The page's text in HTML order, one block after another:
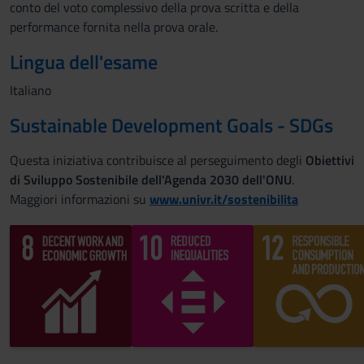
conto del voto complessivo della prova scritta e della
performance fornita nella prova orale.
Lingua dell'esame
Italiano
Sustainable Development Goals - SDGs
Questa iniziativa contribuisce al perseguimento degli Obiettivi
di Sviluppo Sostenibile dell'Agenda 2030 dell'ONU.
Maggiori informazioni su www.univr.it/sostenibilita